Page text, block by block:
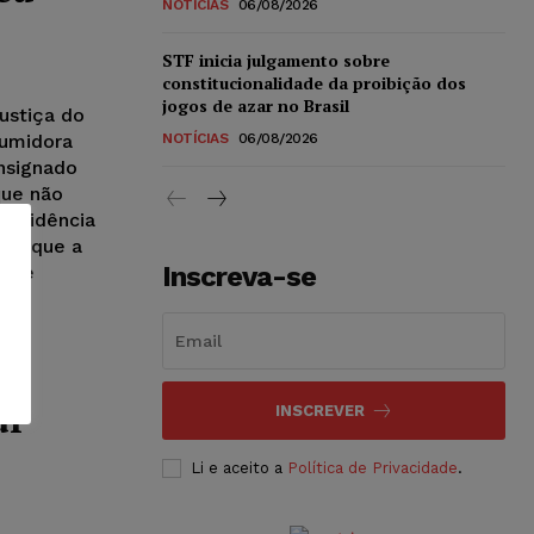
do
não
evidência
que a
NOTÍCIAS 06/08/2026
STF inicia julgamento sobre
constitucionalidade da proibição dos
jogos de azar no Brasil
NOTÍCIAS 06/08/2026
Inscreva-se
INSCREVER
Li e aceito a Política de Privacidade.